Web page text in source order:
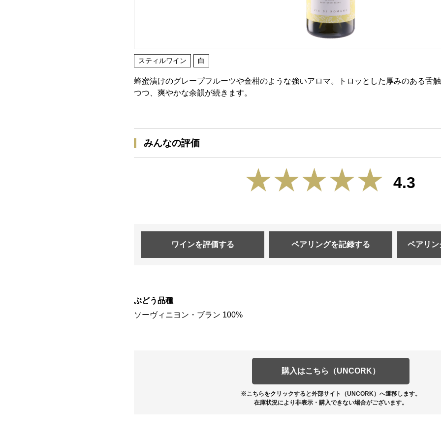
スティルワイン 白
蜂蜜漬けのグレープフルーツや金柑のような強いアロマ。トロッとした厚みのある舌
つつ、爽やかな余韻が続きます。
みんなの評価
4.3
ワインを評価する ペアリングを記録する ペアリン
ぶどう品種
ソーヴィニヨン・ブラン 100%
購入はこちら（UNCORK）
※こちらをクリックすると外部サイト（UNCORK）へ遷移します。
在庫状況により非表示・購入できない場合がございます。